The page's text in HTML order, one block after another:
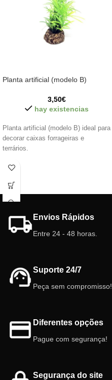
Planta artificial (modelo B)
3,50€
hay existencias
Planta artificial (modelo B) ideal para
decorar caixas forrageiras e
terrários.
Envios Rápidos
Entre 24 - 48 horas.
Suporte 24/7
Peça sem compromisso!
Diferentes opções
Pague com segurança!
Segurança do site